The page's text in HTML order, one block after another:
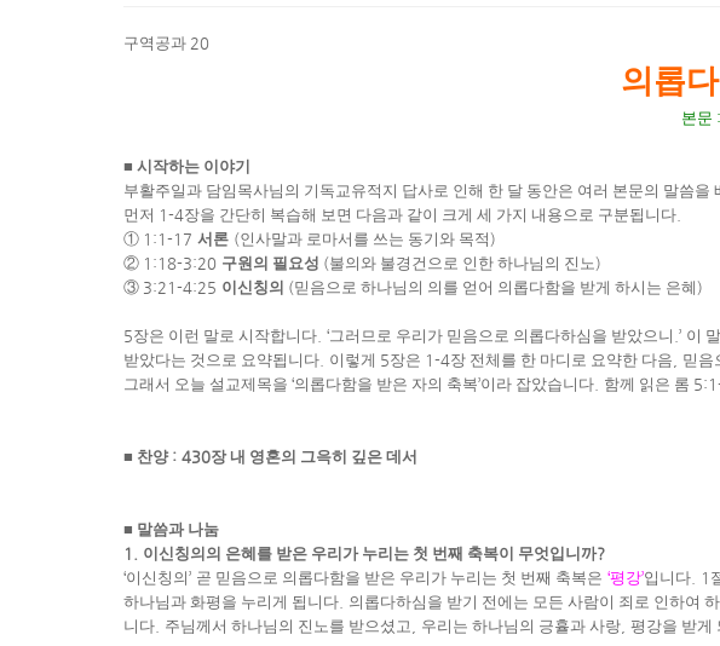
구역공과 20
의롭
본문 :
■ 시작하는 이야기
부활주일과 담임목사님의 기독교유적지 답사로 인해 한 달 동안은 여러 본문의 말씀을
먼저 1-4장을 간단히 복습해 보면 다음과 같이 크게 세 가지 내용으로 구분됩니다
① 1:1-17 서론 (인사말과 로마서를 쓰는 동기와 목적)
② 1:18-3:20 구원의 필요성 (불의와 불경건으로 인한 하나님의 진노)
③ 3:21-4:25 이신칭의 (믿음으로 하나님의 의를 얻어 의롭다함을 받게 하시는 은혜)
5장은 이런 말로 시작합니다 . ‘그러므로 우리가 믿음으로 의롭다하심을 받았으니 .’ 이
받았다는 것으로 요약됩니다 이렇게 5장은 1-4장 전체를 한 마디로 요약한 다음 믿음
그래서 오늘 설교제목을 ‘의롭다함을 받은 자의 축복’이라 잡았습니다 함께 읽은 롬
■ 찬양 : 430장 내 영혼의 그윽히 깊은 데서
■ 말씀과 나눔
1. 이신칭의의 은혜를 받은 우리가 누리는 첫 번째 축복이 무엇입니까?
‘이신칭의’ 곧 믿음으로 의롭다함을 받은 우리가 누리는 첫 번째 축복은 ‘평강’입니다 . 1
하나님과 화평을 누리게 됩니다 의롭다하심을 받기 전에는 모든 사람이 죄로 인하여
니다 주님께서 하나님의 진노를 받으셨고 우리는 하나님의 긍휼과 사랑 평강을 받게